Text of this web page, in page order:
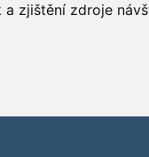
zjištění zdroje